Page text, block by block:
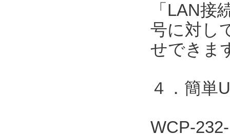
「LAN
号に対し
せできま
４．簡単
WCP-